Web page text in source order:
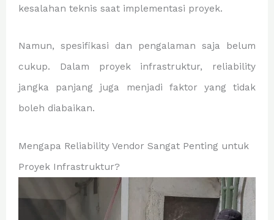
kesalahan teknis saat implementasi proyek.
Namun, spesifikasi dan pengalaman saja belum
cukup. Dalam proyek infrastruktur, reliability
jangka panjang juga menjadi faktor yang tidak
boleh diabaikan.
Mengapa Reliability Vendor Sangat Penting untuk
Proyek Infrastruktur?